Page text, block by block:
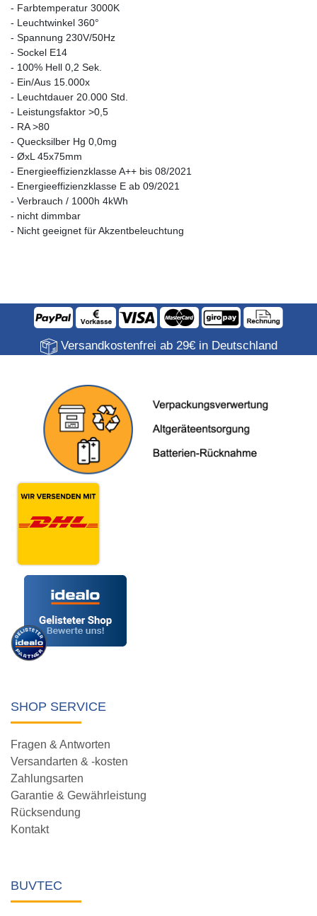
- Farbtemperatur 3000K
- Leuchtwinkel 360°
- Spannung 230V/50Hz
- Sockel E14
- 100% Hell 0,2 Sek.
- Ein/Aus 15.000x
- Leuchtdauer 20.000 Std.
- Leistungsfaktor >0,5
- RA >80
- Quecksilber Hg 0,0mg
- ØxL 45x75mm
- Energieeffizienzklasse A++ bis 08/2021
- Energieeffizienzklasse E ab 09/2021
- Verbrauch / 1000h 4kWh
- nicht dimmbar
- Nicht geeignet für Akzentbeleuchtung
Versandkostenfrei ab 29€ in Deutschland
SHOP SERVICE
Fragen & Antworten
Versandarten & -kosten
Zahlungsarten
Garantie & Gewährleistung
Rücksendung
Kontakt
BUVTEC